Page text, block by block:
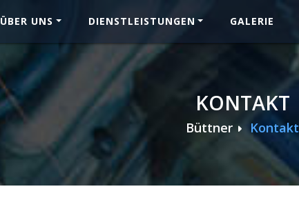
ÜBER UNS DIENSTLEISTUNGEN GALERIE
KONTAKT
Büttner Kontakt